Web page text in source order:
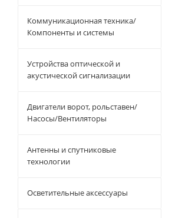
Коммуникационная техника/
Компоненты и системы
Устройства оптической и
акустической сигнализации
Двигатели ворот, рольставен/
Насосы/Вентиляторы
Антенны и спутниковые
технологии
Осветительные аксессуары